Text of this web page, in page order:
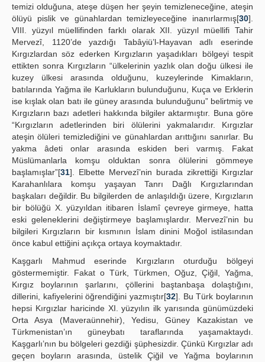
temizi olduğuna, ateşe düşen her şeyin temizleneceğine, ateşin
ölüyü pislik ve günahlardan temizleyeceğine inanırlarmış[30].
VIII. yüzyıl müellifinden farklı olarak XII. yüzyıl müellifi Tahir
Mervezî, 1120’de yazdığı Tabâyiü’l-Hayavan adlı eserinde
Kırgızlardan söz ederken Kırgızların yaşadıkları bölgeyi tespit
ettikten sonra Kırgızların “ülkelerinin yazlık olan doğu ülkesi ile
kuzey ülkesi arasında olduğunu, kuzeylerinde Kimakların,
batılarında Yağma ile Karlukların bulunduğunu, Kuça ve Erklerin
ise kışlak olan batı ile güney arasında bulunduğunu” belirtmiş ve
Kırgızların bazı adetleri hakkında bilgiler aktarmıştır. Buna göre
“Kırgızların adetlerinden biri ölülerini yakmalarıdır. Kırgızlar
ateşin ölüleri temizlediğini ve günahlardan arıttığını sanırlar. Bu
yakma âdeti onlar arasında eskiden beri varmış. Fakat
Müslümanlarla komşu olduktan sonra ölülerini gömmeye
başlamışlar”[31]. Elbette Mervezî’nin burada zikrettiği Kırgızlar
Karahanlılara komşu yaşayan Tanrı Dağlı Kırgızlarından
başkaları değildir. Bu bilgilerden de anlaşıldığı üzere, Kırgızların
bir bölüğü X. yüzyıldan itibaren İslamî çevreye girmeye, hatta
eski geleneklerini değiştirmeye başlamışlardır. Mervezî’nin bu
bilgileri Kırgızların bir kısmının İslam dinini Moğol istilasından
önce kabul ettiğini açıkça ortaya koymaktadır.
Kaşgarlı Mahmud eserinde Kırgızların oturduğu bölgeyi
göstermemiştir. Fakat o Türk, Türkmen, Oğuz, Çiğil, Yağma,
Kırgız boylarının şarlarını, çöllerini baştanbaşa dolaştığını,
dillerini, kafiyelerini öğrendiğini yazmıştır[32]. Bu Türk boylarının
hepsi Kırgızlar haricinde XI. yüzyılın ilk yarısında günümüzdeki
Orta Asya (Maveraünnehir), Yedisu, Güney Kazakistan ve
Türkmenistan’ın güneybatı taraflarında yaşamaktaydı.
Kaşgarlı’nın bu bölgeleri gezdiği şüphesizdir. Çünkü Kırgızlar adı
geçen boyların arasında, üstelik Çiğil ve Yağma boylarının